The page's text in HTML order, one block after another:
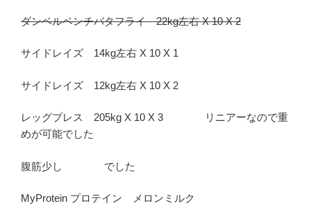
ダンベルベンチバタフライ 22kg左右 X 10 X 2
サイドレイズ 14kg左右 X 10 X 1
サイドレイズ 12kg左右 X 10 X 2
レッグプレス 205kg X 10 X 3 リニアーなので重
めが可能でした
腹筋少し でした
MyProtein プロテイン メロンミルク